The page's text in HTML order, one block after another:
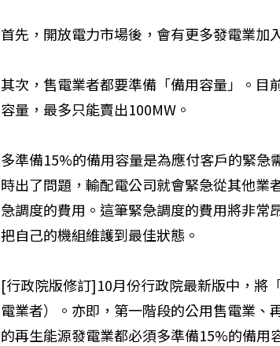
首先，開放電力市場後，會有更多發電業加
其次，售電業者都要準備「備用容量」。目
容量，最多只能賣出100MW。
多準備15%的備用容量是為應付客戶的緊
時出了問題，輸配電公司就會緊急從其他業
急調度的費用。這筆緊急調度的費用將非常
把自己的機組維護到最佳狀態。
[行政院版修訂]10月份行政院最新版中，將
電業者）。亦即，第一階段的公用售電業
的再生能源發電業都必須多準備15%的備用